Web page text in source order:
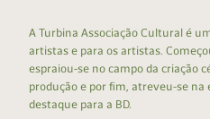
A Turbina Associação Cultural é
artistas e para os artistas.
espraiou-se no campo da criação
produção e por fim, atreveu-se na
destaque para a BD.